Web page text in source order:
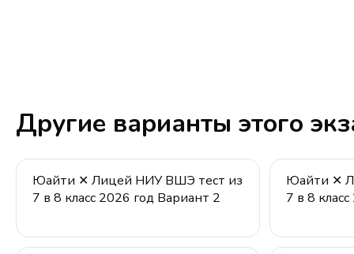
Другие варианты этого
Юайти ✕ Лицей НИУ ВШЭ тест из
7 в 8 класс 2026 год Вариант 2
Юайти ✕
7 в 8